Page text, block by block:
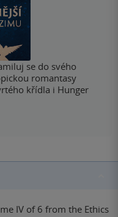
se do svého
romantasy
křídla i Hunger
IV of 6 from the Ethics